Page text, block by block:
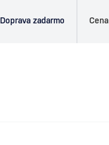
Doprava zadarmo Cena